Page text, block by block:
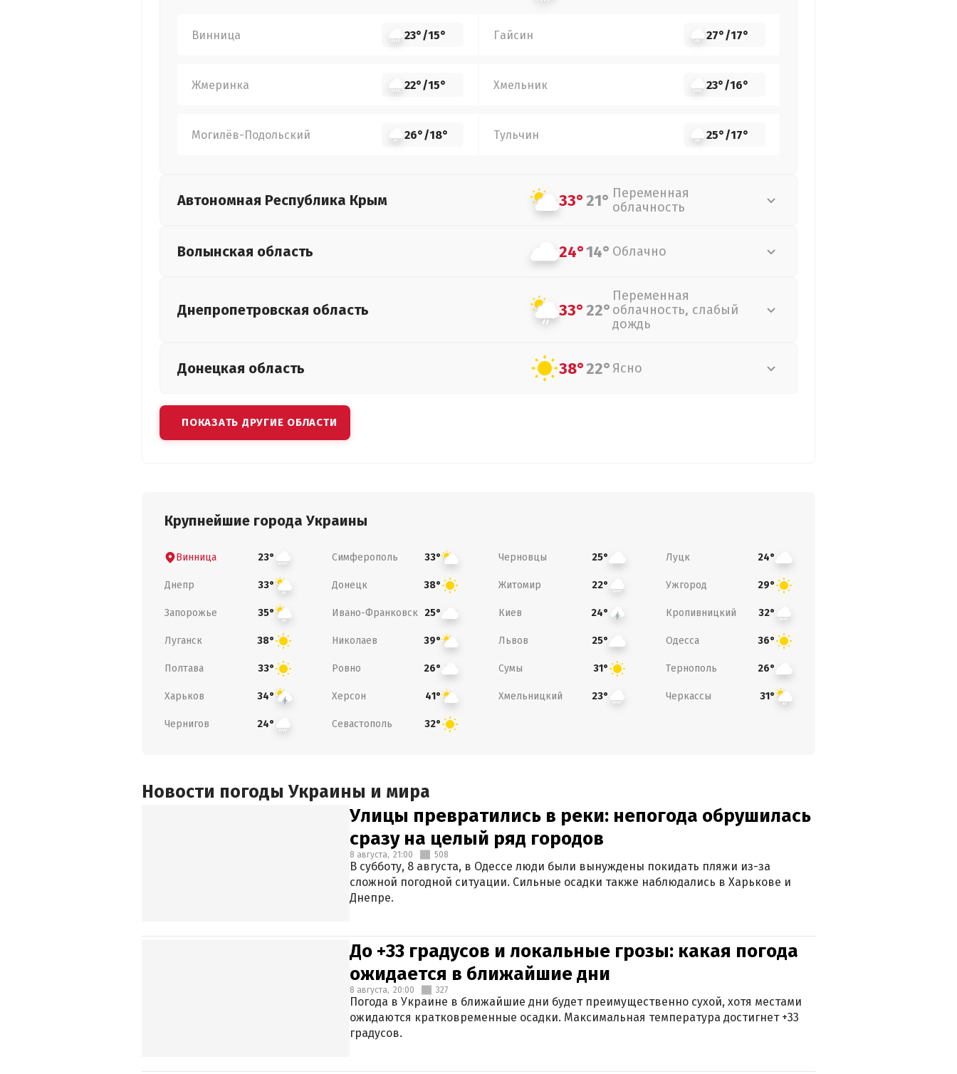
Винница 23°/15° Гайсин 27°/17°
Жмеринка 22°/15° Хмельник 23°/16°
Могилёв-Подольский 26°/18° Тульчин 25°/17°
Автономная Республика Крым 33°21° Переменная
облачность
Волынская область 24°14° Облачно
Днепропетровская область 33°22°
Переменная
облачность, слабый
дождь
Донецкая область 38°22° Ясно
ПОКАЗАТЬ ДРУГИЕ ОБЛАСТИ
Крупнейшие города Украины
Винница 23° Симферополь 33° Черновцы 25° Луцк 24°
Днепр 33° Донецк 38° Житомир 22° Ужгород 29°
Запорожье 35° Ивано-Франковск 25° Киев 24° Кропивницкий 32°
Луганск 38° Николаев 39° Львов 25° Одесса 36°
Полтава 33° Ровно 26° Сумы 31° Тернополь 26°
Харьков 34° Херсон 41° Хмельницкий 23° Черкассы 31°
Чернигов 24° Севастополь 32°
Новости погоды Украины и мира
Улицы превратились в реки: непогода обрушилась
сразу на целый ряд городов
8 августа, 21:00 508
В субботу, 8 августа, в Одессе люди были вынуждены покидать пляжи из-за
сложной погодной ситуации. Сильные осадки также наблюдались в Харькове и
Днепре.
До +33 градусов и локальные грозы: какая погода
ожидается в ближайшие дни
8 августа, 20:00 327
Погода в Украине в ближайшие дни будет преимущественно сухой, хотя местами
ожидаются кратковременные осадки. Максимальная температура достигнет +33
градусов.